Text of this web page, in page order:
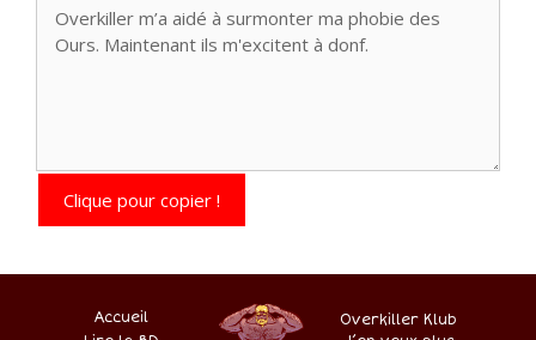
Clique pour copier !
Accueil
Overkiller Klub